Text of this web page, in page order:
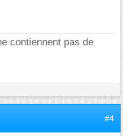
contiennent pas de
#4